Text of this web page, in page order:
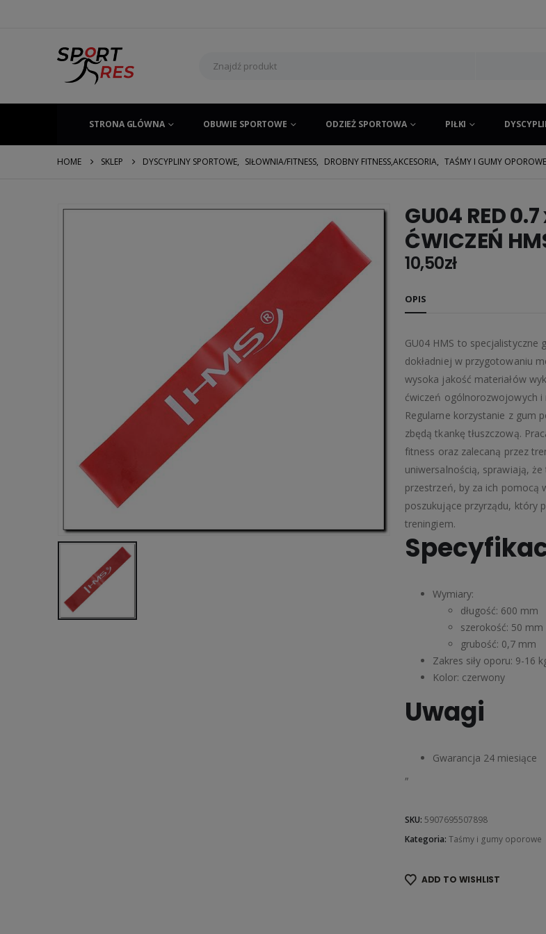
STRONA GLÓWNA OBUWIE SPORTOWE ODZIEŻ SPORTOWA PIŁKI
HOME SKLEP DYSCYPLINY SPORTOWE, SIŁOWNIA/FITNESS, DROBNY FITNESS,AKCESORIA, TAŚMY I GUMY OPOROWE
GU04 RED
ĆWICZEŃ
10,50zł
OPIS
GU04 HMS to specjalistyczne
dokładniej w przygotowaniu
wysoka jakość materiałów
ćwiczeń ogólnorozwojowych
Regularne korzystanie z gum
zbędą tkankę tłuszczową.
fitness oraz zalecaną przez
uniwersalnością, sprawiają,
przestrzeń, by za ich pomocą
poszukujące przyrządu, który
treningiem.
Wymiary:
długość: 600 mm
szerokość: 50 mm
grubość: 0,7 mm
Zakres siły oporu: 9-16
Kolor: czerwony
Uwagi
Gwarancja 24 miesiące
„
SKU: 5907695507898
Kategoria: Taśmy i gumy oporowe
ADD TO WISHLIST